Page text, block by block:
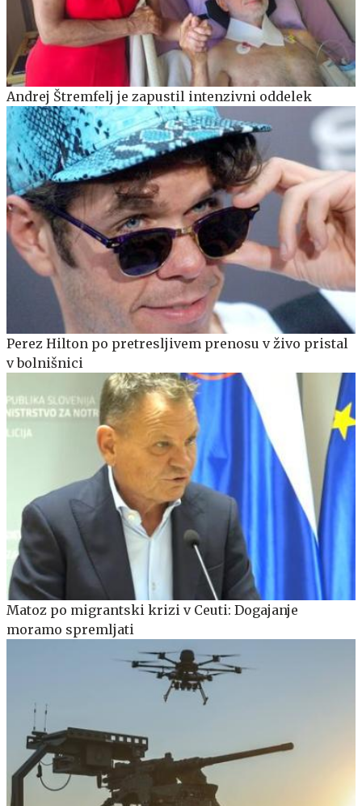
Andrej Štremfelj je zapustil intenzivni oddelek
Perez Hilton po pretresljivem prenosu v živo pristal
v bolnišnici
Matoz po migrantski krizi v Ceuti: Dogajanje
moramo spremljati